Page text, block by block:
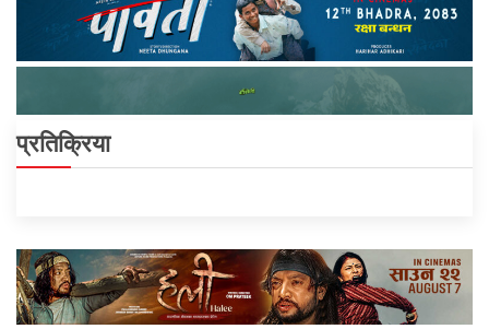
प्रतिक्रिया